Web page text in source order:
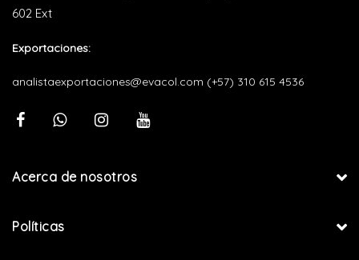
602 Ext
Exportaciones:
analistaexportaciones@evacol.com (+57) 310 615 4536
Acerca de nosotros
Políticas